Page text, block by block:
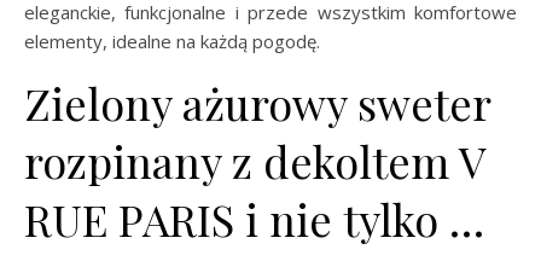
eleganckie, funkcjonalne i przede wszystkim komfortowe
elementy, idealne na każdą pogodę.
Zielony ażurowy sweter
rozpinany z dekoltem V
RUE PARIS i nie tylko …